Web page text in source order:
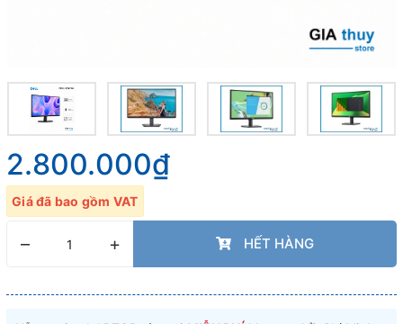
2.800.000₫
Giá đã bao gồm VAT
– + HẾT HÀNG